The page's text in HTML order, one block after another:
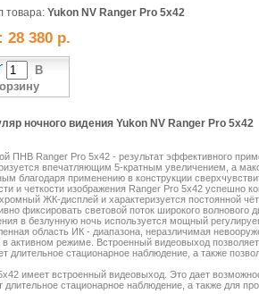
р.
Sight-4k Pro,
ночь (до
трубка 30мм,
Android, до
940гр.
395 000 р.
товара: Yukon NV Ranger Pro 5x42
28 380 р.
В
ночного видения Yukon NV Ranger Pro 5x42
ПНВ Ranger Pro 5x42 - результат эффективного
впечатляющим 5-кратным увеличением, а
благодаря применению в конструкции
и четкости изображения Ranger Pro 5x42 успешно
ЖК-дисплей и характеризуется постоянной
фиксировать световой поток широкого волнового
в безлунную ночь используется мощный
область ИК - диапазона, неразличимая
в активном режиме. Встроенный видеовыход
длительное стационарное наблюдение, а также
имеет встроенный видеовыход. Это дает
длительное стационарное наблюдение, а также для